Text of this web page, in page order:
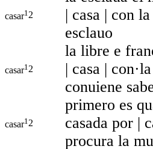
casar1 2
| casa | con
esclauo
casar1 2
la libre e
| casa |
conuiene
casar1 2
primero es
casada por |
procura la